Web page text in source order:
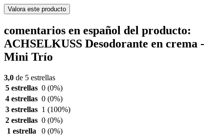
Valora este producto
comentarios en español del producto:
ACHSELKUSS Desodorante en crema -
Mini Trío
3,0 de 5 estrellas
5 estrellas 0 (0%)
4 estrellas 0 (0%)
3 estrellas 1 (100%)
2 estrellas 0 (0%)
1 estrella
0 (0%)